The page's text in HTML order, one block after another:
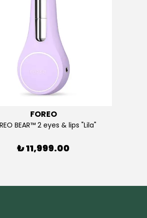
FOREO
BEAR™ 2 eyes & lips "Lila"
₺ 11,999.00